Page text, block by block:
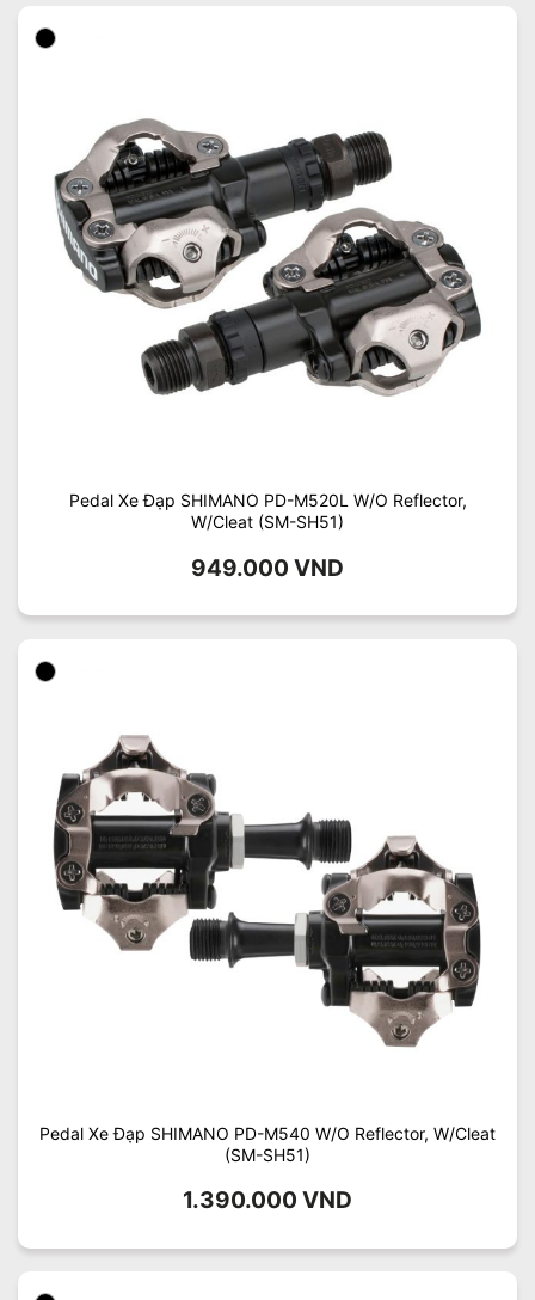
Pedal Xe Đạp SHIMANO PD-M520L W/O Reflector,
W/Cleat (SM-SH51)
949.000 VND
Pedal Xe Đạp SHIMANO PD-M540 W/O Reflector, W/Cleat
(SM-SH51)
1.390.000 VND